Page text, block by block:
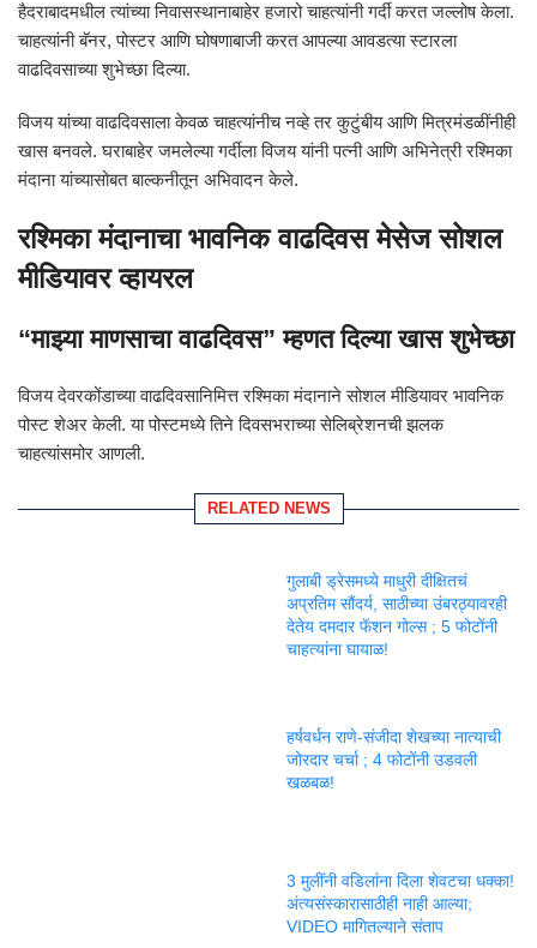
हैदराबादमधील त्यांच्या निवासस्थानाबाहेर हजारो चाहत्यांनी गर्दी करत जल्लोष केला.
चाहत्यांनी बॅनर, पोस्टर आणि घोषणाबाजी करत आपल्या आवडत्या स्टारला
वाढदिवसाच्या शुभेच्छा दिल्या.
विजय यांच्या वाढदिवसाला केवळ चाहत्यांनीच नव्हे तर कुटुंबीय आणि मित्रमंडळींनीही
खास बनवले. घराबाहेर जमलेल्या गर्दीला विजय यांनी पत्नी आणि अभिनेत्री रश्मिका
मंदाना यांच्यासोबत बाल्कनीतून अभिवादन केले.
रश्मिका मंदानाचा भावनिक वाढदिवस मेसेज सोशल
मीडियावर व्हायरल
“माझ्या माणसाचा वाढदिवस” म्हणत दिल्या खास शुभेच्छा
विजय देवरकोंडाच्या वाढदिवसानिमित्त रश्मिका मंदानाने सोशल मीडियावर भावनिक
पोस्ट शेअर केली. या पोस्टमध्ये तिने दिवसभराच्या सेलिब्रेशनची झलक
चाहत्यांसमोर आणली.
RELATED NEWS
गुलाबी ड्रेसमध्ये माधुरी दीक्षितचं
अप्रतिम सौंदर्य, साठीच्या उंबरठ्यावरही
देतेय दमदार फॅशन गोल्स ; 5 फोटोंनी
चाहत्यांना घायाळ!
हर्षवर्धन राणे-संजीदा शेखच्या नात्याची
जोरदार चर्चा ; 4 फोटोंनी उडवली
खळबळ!
3 मुलींनी वडिलांना दिला शेवटचा धक्का!
अंत्यसंस्कारासाठीही नाही आल्या;
VIDEO मागितल्याने संताप